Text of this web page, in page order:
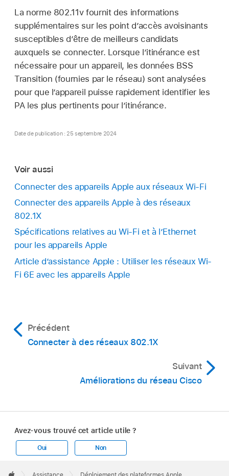
La norme 802.11v fournit des informations
supplémentaires sur les point dʼaccès avoisinants
susceptibles d’être de meilleurs candidats
auxquels se connecter. Lorsque l’itinérance est
nécessaire pour un appareil, les données BSS
Transition (fournies par le réseau) sont analysées
pour que l’appareil puisse rapidement identifier les
PA les plus pertinents pour l’itinérance.
Date de publication : 25 septembre 2024
Voir aussi
Connecter des appareils Apple aux réseaux Wi-Fi
Connecter des appareils Apple à des réseaux
802.1X
Spécifications relatives au Wi-Fi et à l’Ethernet
pour les appareils Apple
Article dʼassistance Apple : Utiliser les réseaux Wi-
Fi 6E avec les appareils Apple
Précédent
Connecter à des réseaux 802.1X
Suivant
Améliorations du réseau Cisco
Avez-vous trouvé cet article utile ?
Oui Non
Footer
